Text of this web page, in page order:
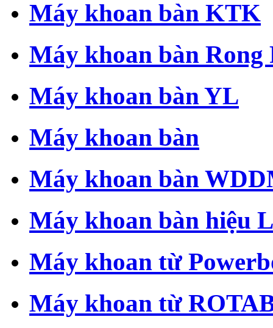
Máy khoan bàn KTK
Máy khoan bàn Rong
Máy khoan bàn YL
Máy khoan bàn
Máy khoan bàn
Máy khoan bàn hiệu
Máy khoan từ
Máy khoan từ